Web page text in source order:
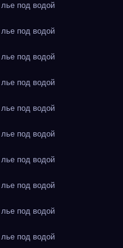
под водой
под водой
под водой
под водой
под водой
под водой
под водой
под водой
под водой
под водой